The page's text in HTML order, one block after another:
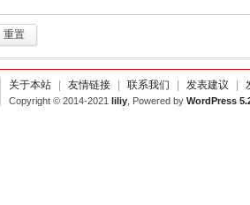
重置
关于本站 友情链接 联系我们 发表建议
Copyright © 2014-2021 liliy , Powered by WordPress